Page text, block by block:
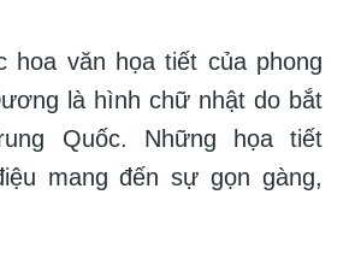
hoa văn họa tiết của phong
là hình chữ nhật do bắt
Quốc. Những họa tiết
mang đến sự gọn gàng,